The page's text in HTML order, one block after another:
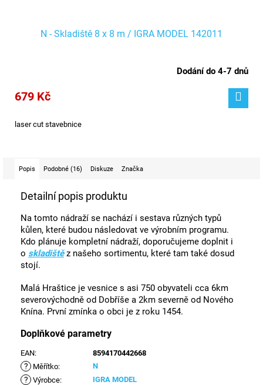
N - Skladiště 8 x 8 m / IGRA MODEL 142011
Dodání do 4-7 dnů
679 Kč
laser cut stavebnice
Popis Podobné (16) Diskuze Značka
Detailní popis produktu
Na tomto nádraží se nachází i sestava různých typů
kůlen, které budou následovat ve výrobním programu.
Kdo plánuje kompletní nádraží, doporučujeme doplnit i
o skladištěz našeho sortimentu, které tam také dosud
stojí.
Malá Hraštice je vesnice s asi 750 obyvateli cca 6km
severovýchodně od Dobříše a 2km severně od Nového
Knína. První zmínka o obci je z roku 1454.
Doplňkové parametry
EAN: 8594170442668
? Měřítko: N
? Výrobce: IGRA MODEL